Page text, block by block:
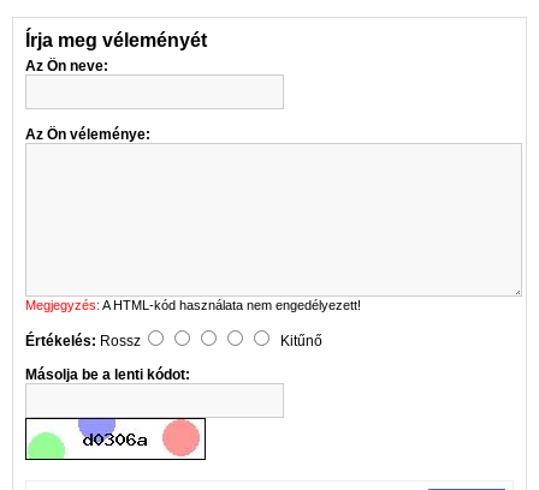
Írja meg véleményét
Az Ön neve:
Az Ön véleménye:
Megjegyzés: A HTML-kód használata nem engedélyezett!
Értékelés: Rossz
Kitűnő
Másolja be a lenti kódot: